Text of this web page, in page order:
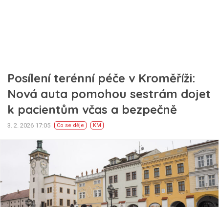
Posílení terénní péče v Kroměříži:
Nová auta pomohou sestrám dojet
k pacientům včas a bezpečně
3. 2. 2026 17:05 Co se děje KM